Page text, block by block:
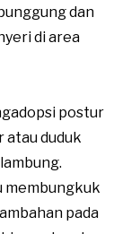
dan
di area
postur
atau duduk
membungkuk
pada